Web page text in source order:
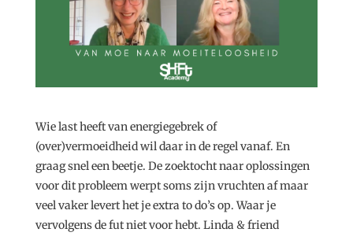
Wie last heeft van energiegebrek of
(over)vermoeidheid wil daar in de regel vanaf. En
graag snel een beetje. De zoektocht naar oplossingen
voor dit probleem werpt soms zijn vruchten af maar
veel vaker levert het je extra to do’s op. Waar je
vervolgens de fut niet voor hebt. Linda & friend